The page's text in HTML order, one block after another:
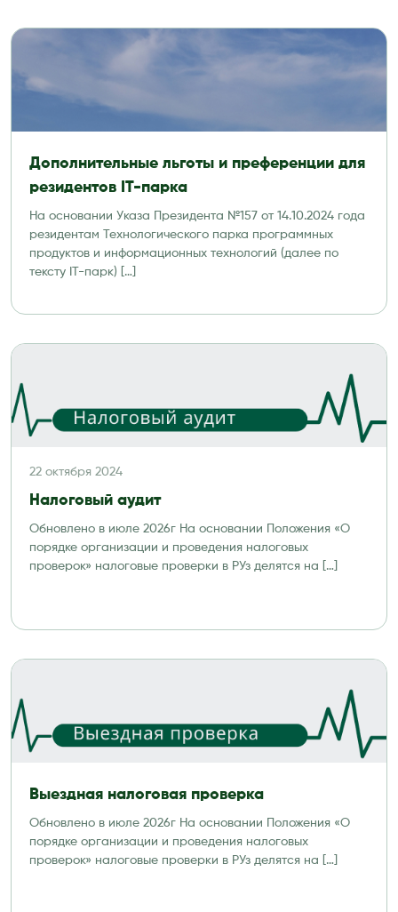
Дополнительные льготы и преференции для
резидентов IT-парка
На основании Указа Президента №157 от 14.10.2024 года
резидентам Технологического парка программных
продуктов и информационных технологий (далее по
тексту IT-парк) […]
22 октября 2024
Налоговый аудит
Обновлено в июле 2026г На основании Положения «О
порядке организации и проведения налоговых
проверок» налоговые проверки в РУз делятся на […]
Выездная налоговая проверка
Обновлено в июле 2026г На основании Положения «О
порядке организации и проведения налоговых
проверок» налоговые проверки в РУз делятся на […]